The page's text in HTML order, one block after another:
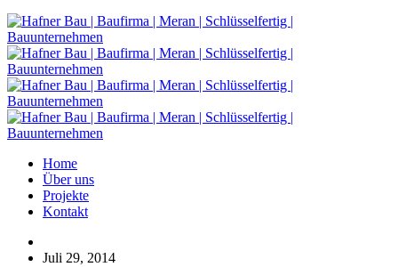
Home
Über uns
Projekte
Kontakt
Juli 29, 2014